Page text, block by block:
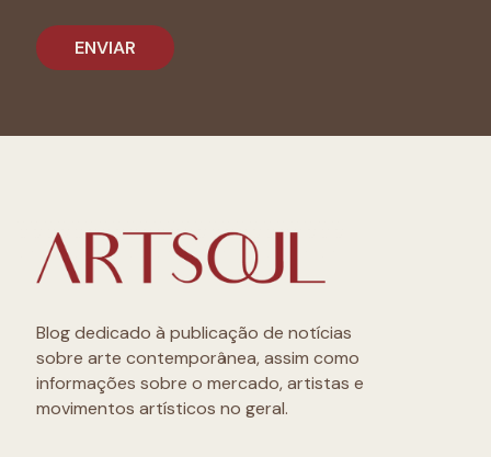
Blog dedicado à publicação de notícias
sobre arte contemporânea, assim como
informações sobre o mercado, artistas e
movimentos artísticos no geral.